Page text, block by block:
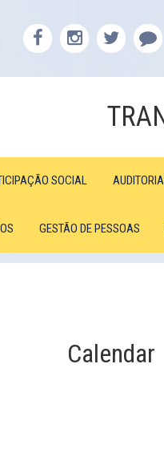
SOCIAL
GESTÃO DE PESSOAS
Calendar